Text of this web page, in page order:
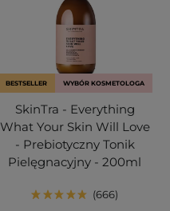
BESTSELLER WYBÓR KOSMETOLOGA
SkinTra - Everything
What Your Skin Will Love
- Prebiotyczny Tonik
Pielęgnacyjny - 200ml
666